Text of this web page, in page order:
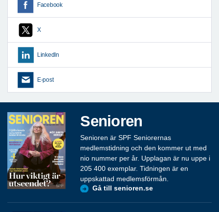
Facebook
X
LinkedIn
E-post
Senioren
Senioren är SPF Seniorernas
medlemstidning och den kommer ut med
nio nummer per år. Upplagan är nu uppe i
205 400 exemplar. Tidningen är en
uppskattad medlemsförmån.
Gå till senioren.se